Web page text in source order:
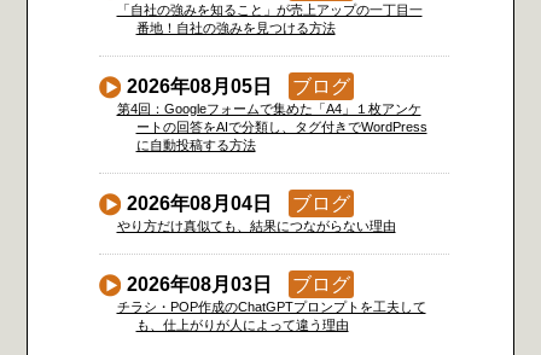
「自社の強みを知ること」が売上アップの一丁目一
番地！自社の強みを見つける方法
2026年08月05日 ブログ
第4回：Googleフォームで集めた「A4」１枚アンケ
ートの回答をAIで分類し、タグ付きでWordPress
に自動投稿する方法
2026年08月04日 ブログ
やり方だけ真似ても、結果につながらない理由
2026年08月03日 ブログ
チラシ・POP作成のChatGPTプロンプトを工夫して
も、仕上がりが人によって違う理由